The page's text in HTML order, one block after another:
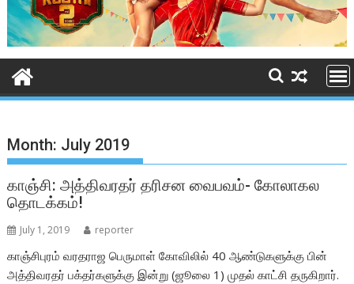
Month: July 2019
காஞ்சி: அத்திவரதர் தரிசன வைபவம்- கோலாகல
தொடக்கம்!
July 1, 2019 reporter
காஞ்சிபுரம் வரதராஜ பெருமாள் கோவிலில் 40 ஆண்டுகளுக்கு பின்
அத்திவரதர் பக்தர்களுக்கு இன்று (ஜூலை 1) முதல் காட்சி தருகிறார்.